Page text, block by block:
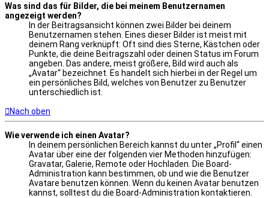
Was sind das für Bilder, die bei meinem Benutzernamen
angezeigt werden?
In der Beitragsansicht können zwei Bilder bei deinem
Benutzernamen stehen. Eines dieser Bilder ist meist mit
deinem Rang verknüpft: Oft sind dies Sterne, Kästchen oder
Punkte, die deine Beitragszahl oder deinen Status im Forum
angeben. Das andere, meist größere, Bild wird auch als
„Avatar“ bezeichnet. Es handelt sich hierbei in der Regel um
ein persönliches Bild, welches von Benutzer zu Benutzer
unterschiedlich ist.
Nach oben
Wie verwende ich einen Avatar?
In deinem persönlichen Bereich kannst du unter „Profil“ einen
Avatar über eine der folgenden vier Methoden hinzufügen:
Gravatar, Galerie, Remote oder Hochladen. Die Board-
Administration kann bestimmen, ob und wie die Benutzer
Avatare benutzen können. Wenn du keinen Avatar benutzen
kannst, solltest du die Board-Administration kontaktieren.